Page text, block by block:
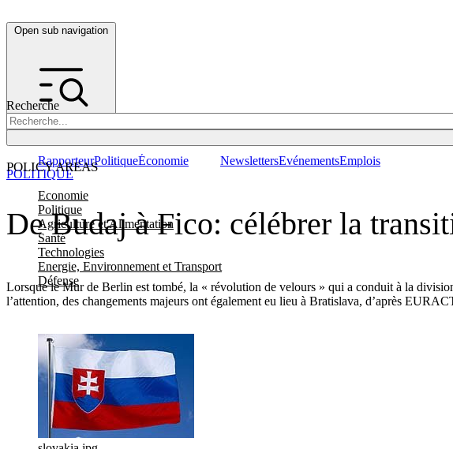
Open sub navigation
Recherche
POLICY AREAS
Economie
Politique
Agriculture et Alimentation
Santé
Technologies
Energie, Environnement et Transport
Défense
RapporteurPolitiqueÉconomie NewslettersEvénementsEmplois
De Budaj à Fico: célébrer la
Lorsque le Mur de Berlin est tombé, la « révolution de velours » qui a conduit à la
l’attention, des changements majeurs ont également eu lieu à Bratislava, d’après
POLITIQUE